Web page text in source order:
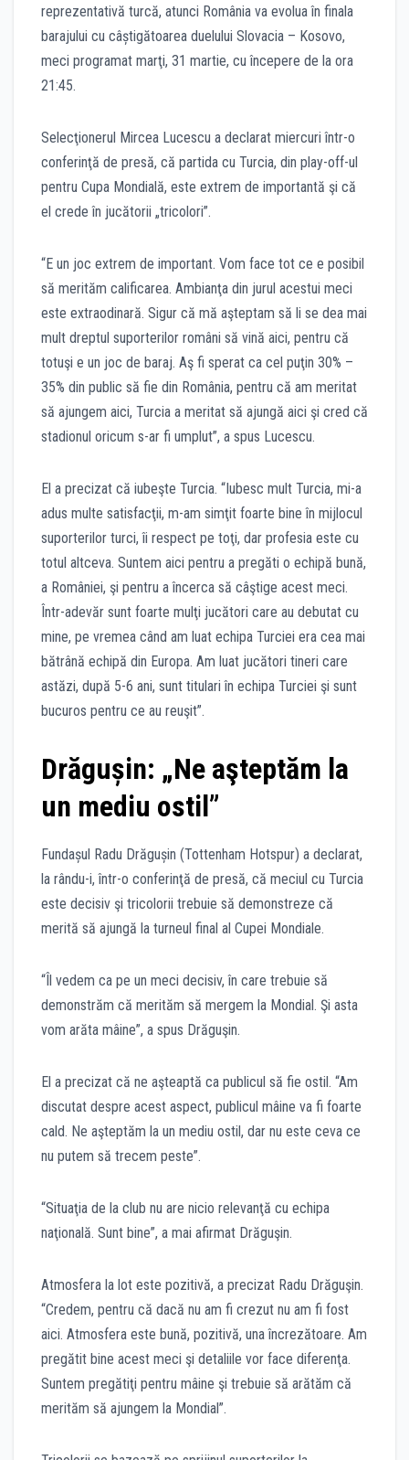
reprezentativă turcă, atunci România va evolua în finala
barajului cu câștigătoarea duelului Slovacia – Kosovo,
meci programat marţi, 31 martie, cu începere de la ora
21:45.
Selecţionerul Mircea Lucescu a declarat miercuri într-o
conferinţă de presă, că partida cu Turcia, din play-off-ul
pentru Cupa Mondială, este extrem de importantă şi că
el crede în jucătorii „tricolori”.
“E un joc extrem de important. Vom face tot ce e posibil
să merităm calificarea. Ambianţa din jurul acestui meci
este extraodinară. Sigur că mă aşteptam să li se dea mai
mult dreptul suporterilor români să vină aici, pentru că
totuşi e un joc de baraj. Aş fi sperat ca cel puţin 30% –
35% din public să fie din România, pentru că am meritat
să ajungem aici, Turcia a meritat să ajungă aici şi cred că
stadionul oricum s-ar fi umplut”, a spus Lucescu.
El a precizat că iubeşte Turcia. “Iubesc mult Turcia, mi-a
adus multe satisfacţii, m-am simţit foarte bine în mijlocul
suporterilor turci, îi respect pe toţi, dar profesia este cu
totul altceva. Suntem aici pentru a pregăti o echipă bună,
a României, şi pentru a încerca să câştige acest meci.
Într-adevăr sunt foarte mulţi jucători care au debutat cu
mine, pe vremea când am luat echipa Turciei era cea mai
bătrână echipă din Europa. Am luat jucători tineri care
astăzi, după 5-6 ani, sunt titulari în echipa Turciei şi sunt
bucuros pentru ce au reuşit”.
Drăgușin: „Ne aşteptăm la
un mediu ostil”
Fundașul Radu Drăgușin (Tottenham Hotspur) a declarat,
la rându-i, într-o conferinţă de presă, că meciul cu Turcia
este decisiv şi tricolorii trebuie să demonstreze că
merită să ajungă la turneul final al Cupei Mondiale.
“Îl vedem ca pe un meci decisiv, în care trebuie să
demonstrăm că merităm să mergem la Mondial. Şi asta
vom arăta mâine”, a spus Drăguşin.
El a precizat că ne aşteaptă ca publicul să fie ostil. “Am
discutat despre acest aspect, publicul mâine va fi foarte
cald. Ne aşteptăm la un mediu ostil, dar nu este ceva ce
nu putem să trecem peste”.
“Situaţia de la club nu are nicio relevanţă cu echipa
naţională. Sunt bine”, a mai afirmat Drăguşin.
Atmosfera la lot este pozitivă, a precizat Radu Drăguşin.
“Credem, pentru că dacă nu am fi crezut nu am fi fost
aici. Atmosfera este bună, pozitivă, una încrezătoare. Am
pregătit bine acest meci şi detaliile vor face diferenţa.
Suntem pregătiţi pentru mâine şi trebuie să arătăm că
merităm să ajungem la Mondial”.